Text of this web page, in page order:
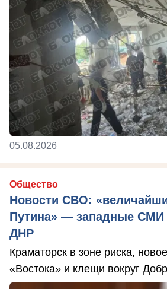
05.08.2026
Общество
Новости СВО:
Путина» — западные СМИ
ДНР
Краматорск в зоне риска,
«Востока» и клещи вокруг